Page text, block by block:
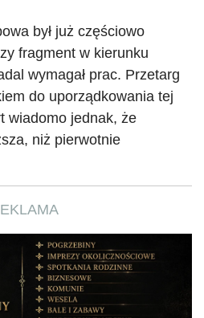
był już częściowo
fragment w kierunku
wymagał prac. Przetarg
do uporządkowania tej
wiadomo jednak, że
niż pierwotnie